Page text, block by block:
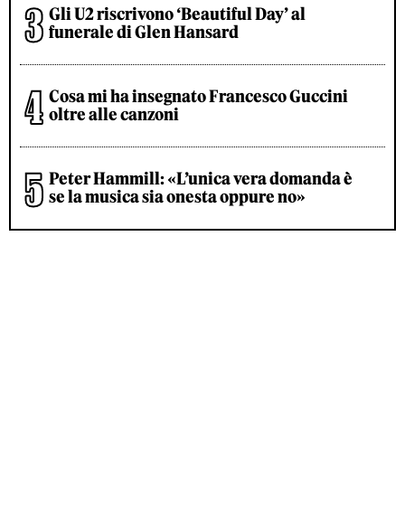
Gli U2 riscrivono ‘Beautiful Day’ al
funerale di Glen Hansard
Cosa mi ha insegnato Francesco Guccini
oltre alle canzoni
Peter Hammill: «L’unica vera domanda è
se la musica sia onesta oppure no»